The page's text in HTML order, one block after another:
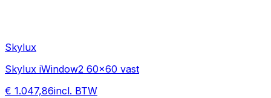
Skylux
Skylux iWindow2 60x60 vast
€ 1.047,86incl. BTW